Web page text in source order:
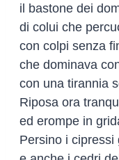
il bastone dei
di colui che
con colpi senza
che dominava
con una tirannia
Riposa ora
ed erompe in
Persino i cipressi